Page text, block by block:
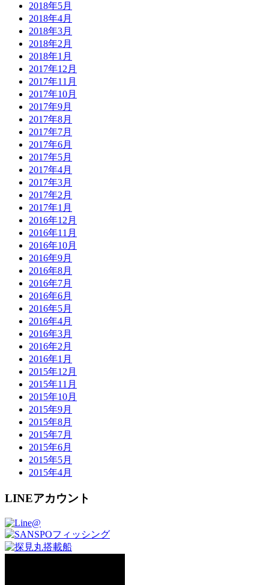
2018年5月
2018年4月
2018年3月
2018年2月
2018年1月
2017年12月
2017年11月
2017年10月
2017年9月
2017年8月
2017年7月
2017年6月
2017年5月
2017年4月
2017年3月
2017年2月
2017年1月
2016年12月
2016年11月
2016年10月
2016年9月
2016年8月
2016年7月
2016年6月
2016年5月
2016年4月
2016年3月
2016年2月
2016年1月
2015年12月
2015年11月
2015年10月
2015年9月
2015年8月
2015年7月
2015年6月
2015年5月
2015年4月
LINEアカウント